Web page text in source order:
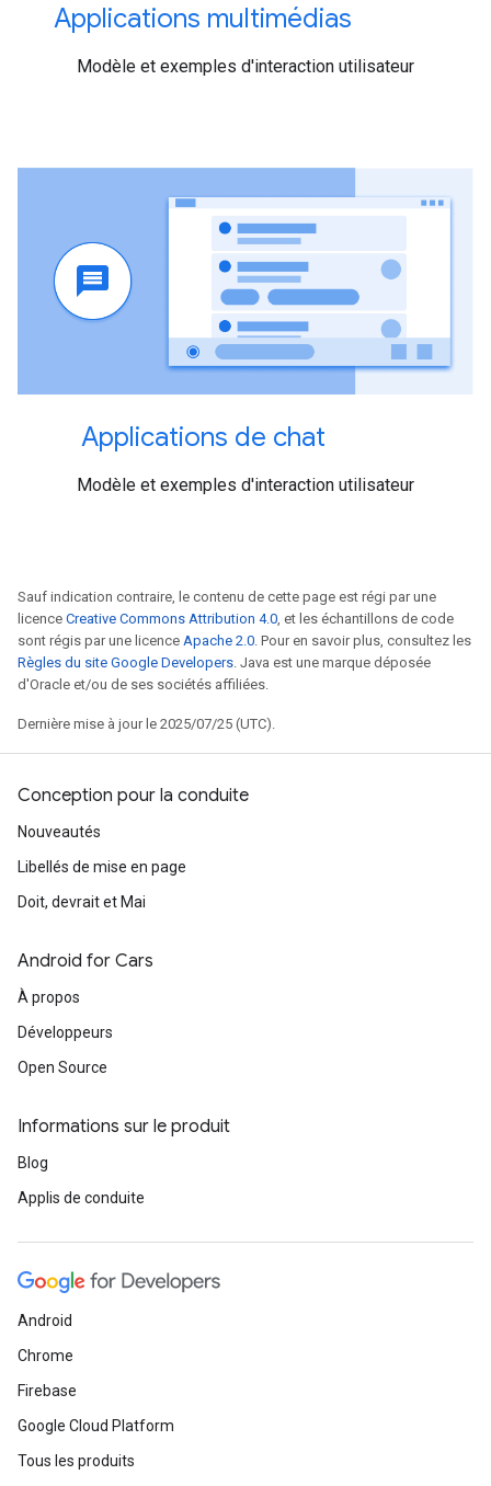
Applications multimédias
Modèle et exemples d'interaction utilisateur
Applications de chat
Modèle et exemples d'interaction utilisateur
Sauf indication contraire, le contenu de cette page est régi par une
licence Creative Commons Attribution 4.0 , et les échantillons de code
sont régis par une licence Apache 2.0 . Pour en savoir plus, consultez les
Règles du site Google Developers . Java est une marque déposée
d'Oracle et/ou de ses sociétés affiliées.
Dernière mise à jour le 2025/07/25 (UTC).
Conception pour la conduite
Nouveautés
Libellés de mise en page
Doit, devrait et Mai
Android for Cars
À propos
Développeurs
Open Source
Informations sur le produit
Blog
Applis de conduite
Android
Chrome
Firebase
Google Cloud Platform
Tous les produits